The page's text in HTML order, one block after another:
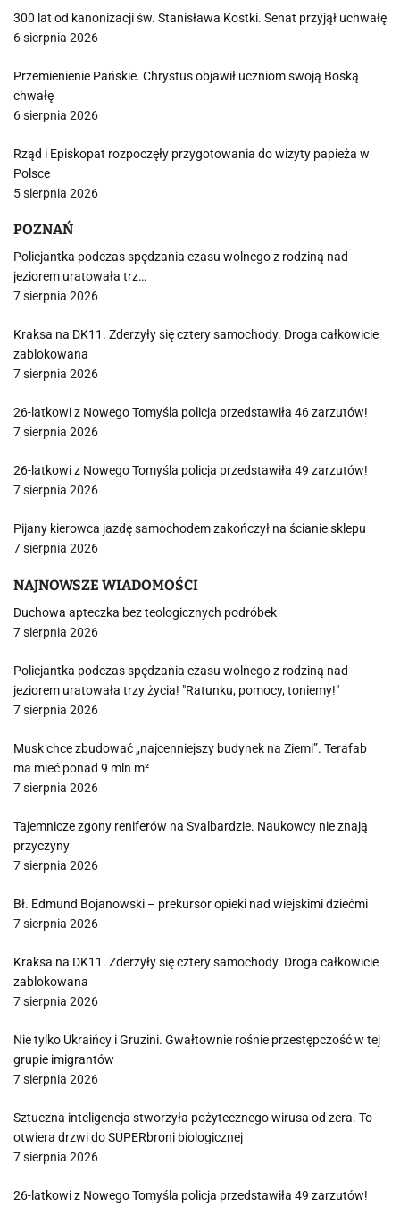
300 lat od kanonizacji św. Stanisława Kostki. Senat przyjął uchwałę
6 sierpnia 2026
Przemienienie Pańskie. Chrystus objawił uczniom swoją Boską
chwałę
6 sierpnia 2026
Rząd i Episkopat rozpoczęły przygotowania do wizyty papieża w
Polsce
5 sierpnia 2026
POZNAŃ
Policjantka podczas spędzania czasu wolnego z rodziną nad
jeziorem uratowała trz…
7 sierpnia 2026
Kraksa na DK11. Zderzyły się cztery samochody. Droga całkowicie
zablokowana
7 sierpnia 2026
26-latkowi z Nowego Tomyśla policja przedstawiła 46 zarzutów!
7 sierpnia 2026
26-latkowi z Nowego Tomyśla policja przedstawiła 49 zarzutów!
7 sierpnia 2026
Pijany kierowca jazdę samochodem zakończył na ścianie sklepu
7 sierpnia 2026
NAJNOWSZE WIADOMOŚCI
Duchowa apteczka bez teologicznych podróbek
7 sierpnia 2026
Policjantka podczas spędzania czasu wolnego z rodziną nad
jeziorem uratowała trzy życia! "Ratunku, pomocy, toniemy!"
7 sierpnia 2026
Musk chce zbudować „najcenniejszy budynek na Ziemi”. Terafab
ma mieć ponad 9 mln m²
7 sierpnia 2026
Tajemnicze zgony reniferów na Svalbardzie. Naukowcy nie znają
przyczyny
7 sierpnia 2026
Bł. Edmund Bojanowski – prekursor opieki nad wiejskimi dziećmi
7 sierpnia 2026
Kraksa na DK11. Zderzyły się cztery samochody. Droga całkowicie
zablokowana
7 sierpnia 2026
Nie tylko Ukraińcy i Gruzini. Gwałtownie rośnie przestępczość w tej
grupie imigrantów
7 sierpnia 2026
Sztuczna inteligencja stworzyła pożytecznego wirusa od zera. To
otwiera drzwi do SUPERbroni biologicznej
7 sierpnia 2026
26-latkowi z Nowego Tomyśla policja przedstawiła 49 zarzutów!